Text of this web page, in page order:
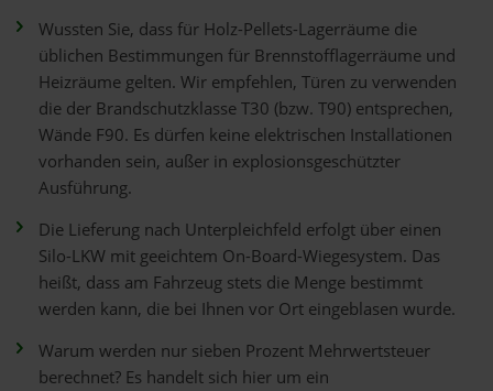
Wussten Sie, dass für Holz-Pellets-Lagerräume die
üblichen Bestimmungen für Brennstofflagerräume und
Heizräume gelten. Wir empfehlen, Türen zu verwenden
die der Brandschutzklasse T30 (bzw. T90) entsprechen,
Wände F90. Es dürfen keine elektrischen Installationen
vorhanden sein, außer in explosionsgeschützter
Ausführung.
Die Lieferung nach Unterpleichfeld erfolgt über einen
Silo-LKW mit geeichtem On-Board-Wiegesystem. Das
heißt, dass am Fahrzeug stets die Menge bestimmt
werden kann, die bei Ihnen vor Ort eingeblasen wurde.
Warum werden nur sieben Prozent Mehrwertsteuer
berechnet? Es handelt sich hier um ein